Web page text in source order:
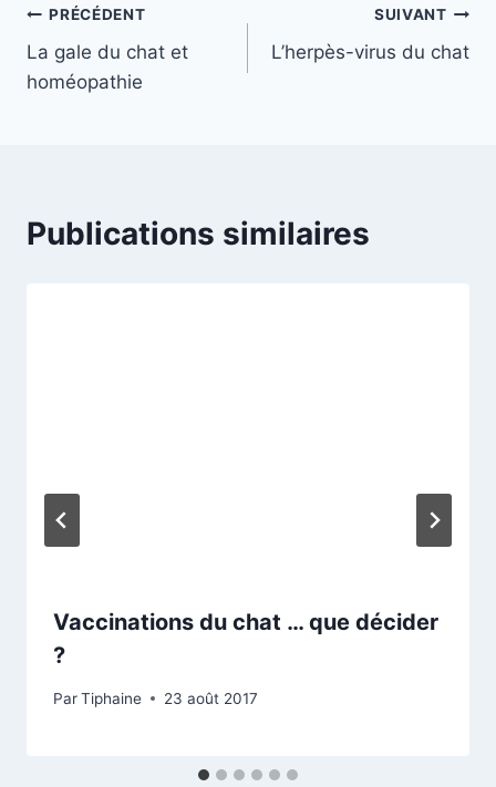
Navigation
de
PRÉCÉDENT
La gale du chat et
homéopathie
SUIVANT
L’herpès-virus du chat
Publications similaires
Vaccinations du chat … que décider
?
ParTiphaine 23 août 2017